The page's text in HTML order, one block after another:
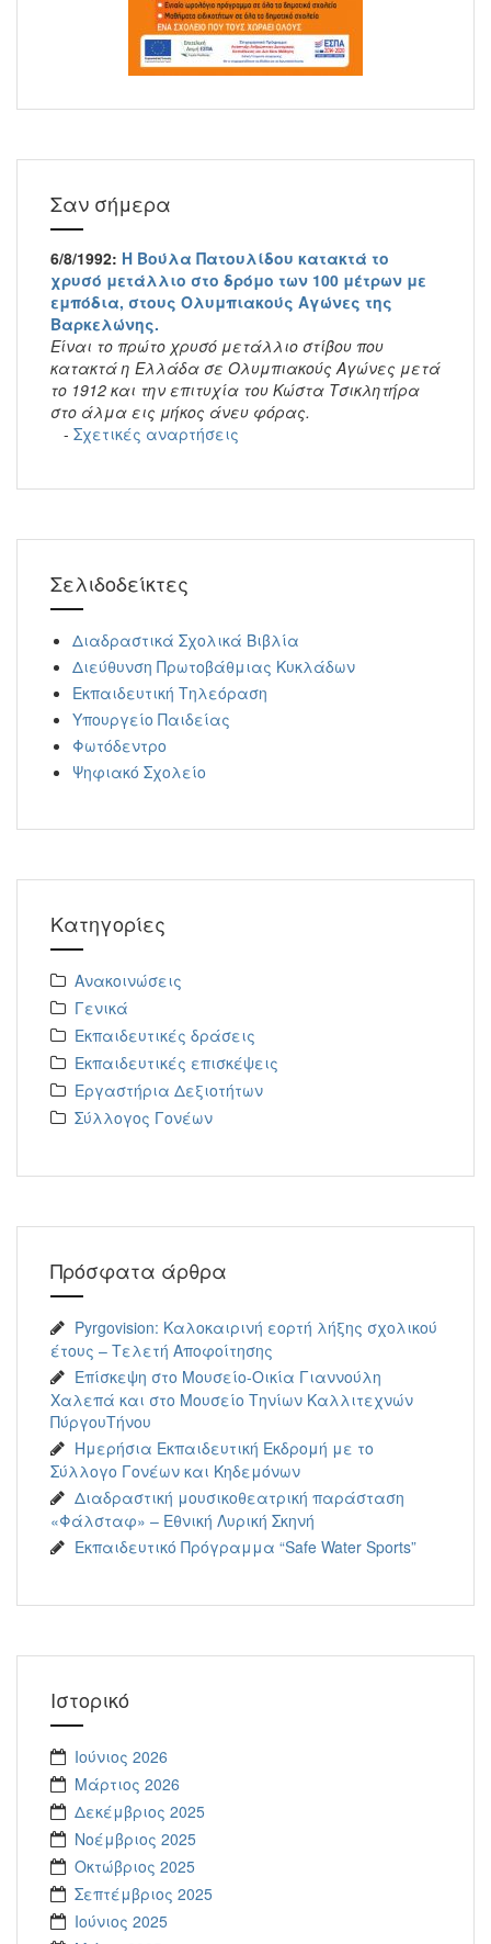
Σαν σήμερα
6/8/1992: Η Βούλα Πατουλίδου κατακτά το
χρυσό μετάλλιο στο δρόμο των 100 μέτρων με
εμπόδια, στους Ολυμπιακούς Αγώνες της
Βαρκελώνης.
Είναι το πρώτο χρυσό μετάλλιο στίβου που
κατακτά η Ελλάδα σε Ολυμπιακούς Αγώνες μετά
το 1912 και την επιτυχία του Κώστα Τσικλητήρα
στο άλμα εις μήκος άνευ φόρας.
- Σχετικές αναρτήσεις
Σελιδοδείκτες
Διαδραστικά Σχολικά Βιβλία
Διεύθυνση Πρωτοβάθμιας Κυκλάδων
Εκπαιδευτική Τηλεόραση
Υπουργείο Παιδείας
Φωτόδεντρο
Ψηφιακό Σχολείο
Kατηγορίες
Ανακοινώσεις
Γενικά
Εκπαιδευτικές δράσεις
Εκπαιδευτικές επισκέψεις
Εργαστήρια Δεξιοτήτων
Σύλλογος Γονέων
Πρόσφατα άρθρα
Pyrgovision: Καλοκαιρινή εορτή λήξης σχολικού
έτους – Τελετή Αποφοίτησης
Επίσκεψη στο Μουσείο-Οικία Γιαννούλη
Χαλεπά και στο Μουσείο Τηνίων Καλλιτεχνών
ΠύργουΤήνου
Ημερήσια Εκπαιδευτική Εκδρομή με το
Σύλλογο Γονέων και Κηδεμόνων
Διαδραστική μουσικοθεατρική παράσταση
«Φάλσταφ» – Εθνική Λυρική Σκηνή
Εκπαιδευτικό Πρόγραμμα “Safe Water Sports”
Ιστορικό
Ιούνιος 2026
Μάρτιος 2026
Δεκέμβριος 2025
Νοέμβριος 2025
Οκτώβριος 2025
Σεπτέμβριος 2025
Ιούνιος 2025